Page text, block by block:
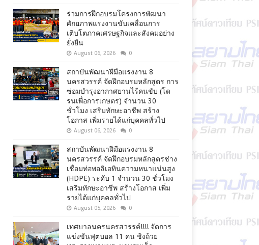
ร่วมการฝึกอบรมโครงการพัฒนา
ศักยภาพแรงงานขับเคลื่อนการ
เติบโตภาคเศรษฐกิจและสังคมอย่าง
ยั่งยืน
August 06, 2026 0
สถาบันพัฒนาฝีมือแรงงาน 8
นครสวรรค์ จัดฝึกอบรมหลักสูตร การ
ซ่อมบำรุงอากาศยานไร้คนขับ (โด
รนเพื่อการเกษตร) จำนวน 30
ชั่วโมง เสริมทักษะอาชีพ สร้าง
โอกาส เพิ่มรายได้แก่บุคคลทั่วไป
August 06, 2026 0
สถาบันพัฒนาฝีมือแรงงาน 8
นครสวรรค์ จัดฝึกอบรมหลักสูตรช่าง
เชื่อมท่อพอลิเอทินความหนาแน่นสูง
(HDPE) ระดับ 1 จำนวน 30 ชั่วโมง
เสริมทักษะอาชีพ สร้างโอกาส เพิ่ม
รายได้แก่บุคคลทั่วไป
August 05, 2026 0
เทศบาลนครนครสวรรค์!!!! จัดการ
แข่งขันฟุตบอล 11 คน ชิงถ้วย